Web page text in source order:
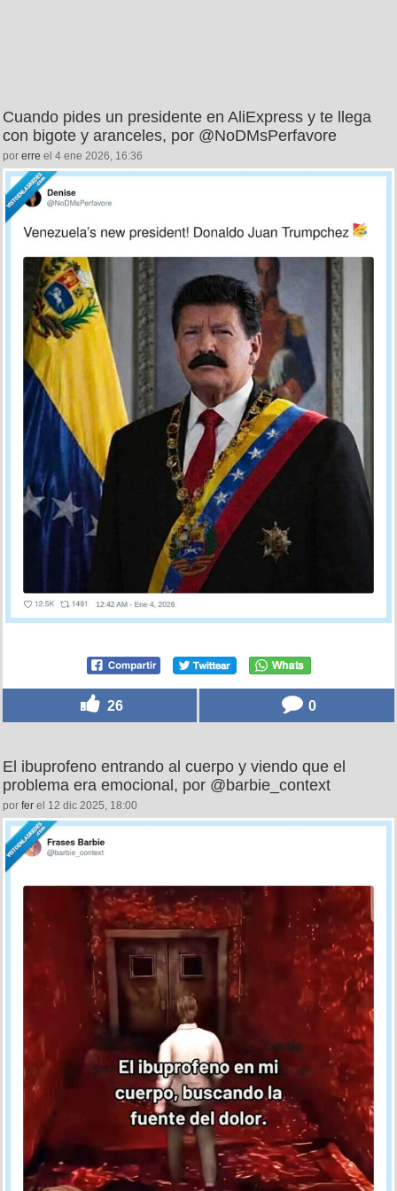
Cuando pides un presidente en AliExpress y te llega
con bigote y aranceles, por @NoDMsPerfavore
por erre el 4 ene 2026, 16:36
26 0
El ibuprofeno entrando al cuerpo y viendo que el
problema era emocional, por @barbie_context
por fer el 12 dic 2025, 18:00